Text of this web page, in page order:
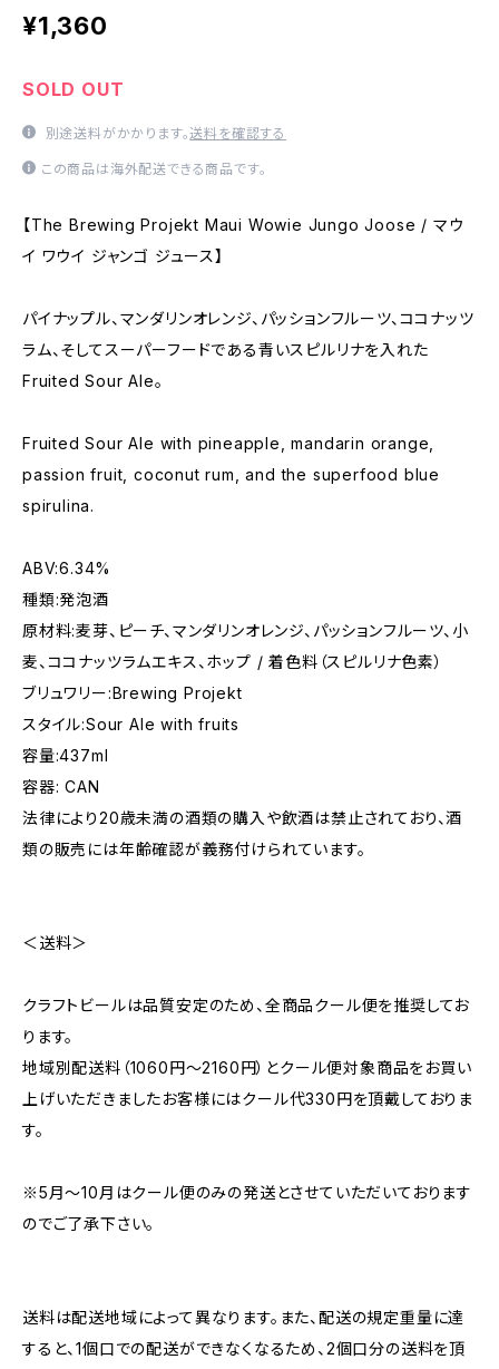
¥1,360
SOLD OUT
別途送料がかかります。送料を確認する
この商品は海外配送できる商品です。
【The Brewing Projekt Maui Wowie Jungo Joose / マウ
イ ワウイ ジャンゴ ジュース】
パイナップル、マンダリンオレンジ、パッションフルーツ、ココナッツ
ラム、そしてスーパーフードである青いスピルリナを入れた
Fruited Sour Ale。
Fruited Sour Ale with pineapple, mandarin orange,
passion fruit, coconut rum, and the superfood blue
spirulina.
ABV:6.34%
種類:発泡酒
原材料:麦芽、ピーチ、マンダリンオレンジ、パッションフルーツ、小
麦、ココナッツラムエキス、ホップ / 着色料（スピルリナ色素）
ブリュワリー:Brewing Projekt
スタイル:Sour Ale with fruits
容量:437ml
容器: CAN
法律により20歳未満の酒類の購入や飲酒は禁止されており、酒
類の販売には年齢確認が義務付けられています。
＜送料＞
クラフトビールは品質安定のため、全商品クール便を推奨してお
ります。
地域別配送料（1060円～2160円）とクール便対象商品をお買い
上げいただきましたお客様にはクール代330円を頂戴しておりま
す。
※5月～10月はクール便のみの発送とさせていただいております
のでご了承下さい。
送料は配送地域によって異なります。また、配送の規定重量に達
すると、1個口での配送ができなくなるため、2個口分の送料を頂